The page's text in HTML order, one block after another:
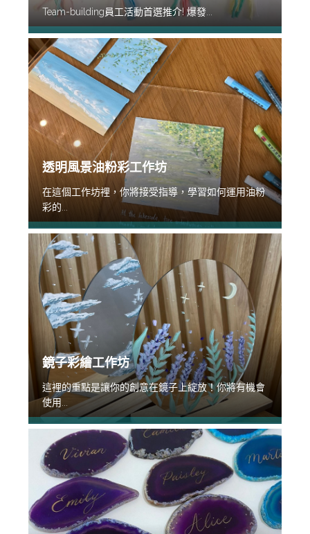
Team-building員工活動首選推介! 爆發...
透明風景油粉彩工作坊
在這個工作坊裡，你將接受指導，學習如何運用油粉
彩的...
鏡子彩繪工作坊
這裡的重點是讓你的創意在鏡子上綻放！你將有機會
使用...